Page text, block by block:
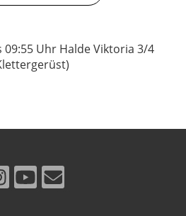
09:55 Uhr Halde Viktoria 3/4